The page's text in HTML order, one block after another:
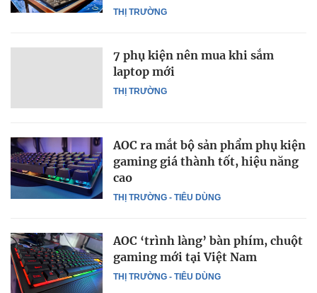
THỊ TRƯỜNG
THỊ TRƯỜNG
7 phụ kiện nên mua khi sắm
laptop mới
THỊ TRƯỜNG - TIÊU DÙNG
AOC ra mắt bộ sản phẩm phụ kiện
gaming giá thành tốt, hiệu năng
cao
THỊ TRƯỜNG - TIÊU DÙNG
AOC ‘trình làng’ bàn phím, chuột
gaming mới tại Việt Nam